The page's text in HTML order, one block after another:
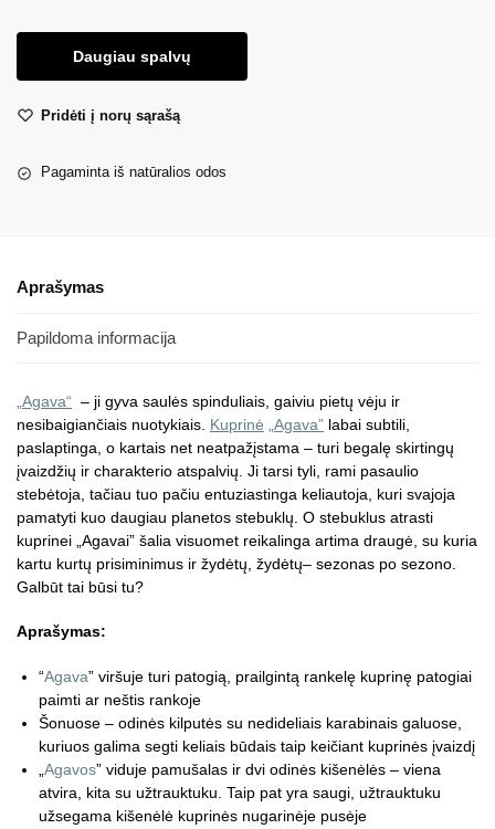
Daugiau spalvų
Pridėti į norų sąrašą
Pagaminta iš natūralios odos
Aprašymas
Papildoma informacija
„Agava“ – ji gyva saulės spinduliais, gaiviu pietų vėju ir
nesibaigiančiais nuotykiais. Kuprinė „Agava” labai subtili,
paslaptinga, o kartais net neatpažįstama – turi begalę skirtingų
įvaizdžių ir charakterio atspalvių. Ji tarsi tyli, rami pasaulio
stebėtoja, tačiau tuo pačiu entuziastinga keliautoja, kuri svajoja
pamatyti kuo daugiau planetos stebuklų. O stebuklus atrasti
kuprinei „Agavai” šalia visuomet reikalinga artima draugė, su kuria
kartu kurtų prisiminimus ir žydėtų, žydėtų– sezonas po sezono.
Galbūt tai būsi tu?
Aprašymas:
“Agava” viršuje turi patogią, prailgintą rankelę kuprinę patogiai
paimti ar neštis rankoje
Šonuose – odinės kilputės su nedideliais karabinais galuose,
kuriuos galima segti keliais būdais taip keičiant kuprinės įvaizdį
Agavos” viduje pamušalas ir dvi odinės kišenėlės – viena
atvira, kita su užtrauktuku. Taip pat yra saugi, užtrauktuku
užsegama kišenėlė kuprinės nugarinėje pusėje